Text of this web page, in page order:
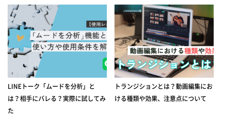
LINEトーク「ムードを分析」と
は？相手にバレる？実際に試してみ
た
トランジションとは？動画編集にお
ける種類や効果、注意点について